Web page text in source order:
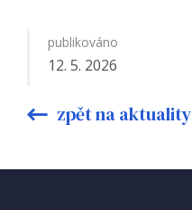
publikováno
12. 5. 2026
zpět na aktuality